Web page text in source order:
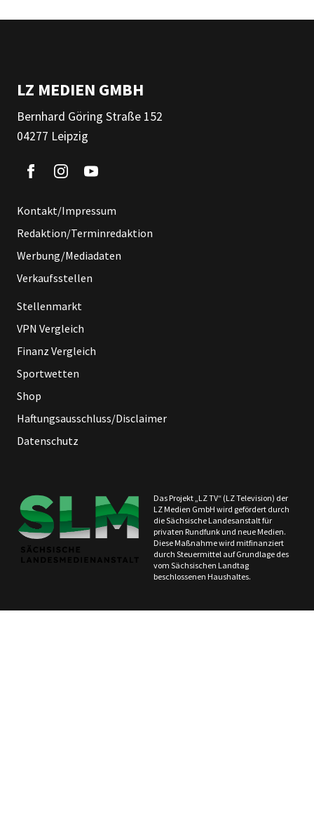
LZ MEDIEN GMBH
Bernhard Göring Straße 152
04277 Leipzig
Kontakt/Impressum
Redaktion/Terminredaktion
Werbung/Mediadaten
Verkaufsstellen
Stellenmarkt
VPN Vergleich
Finanz Vergleich
Sportwetten
Shop
Haftungsausschluss/Disclaimer
Datenschutz
Das Projekt „LZ TV“ (LZ Television) der
LZ Medien GmbH wird gefördert durch
die Sächsische Landesanstalt für
privaten Rundfunk und neue Medien.
Diese Maßnahme wird mitfinanziert
durch Steuermittel auf Grundlage des
vom Sächsischen Landtag
beschlossenen Haushaltes.